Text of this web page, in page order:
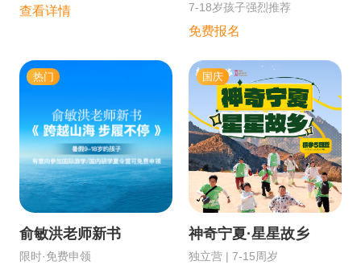
查看详情 7-18岁孩子强烈推荐
免费报名
俞敏洪老师新书
限时·免费申领
热门
神奇宁夏·星星故乡
独立营 | 7-15周岁
国庆